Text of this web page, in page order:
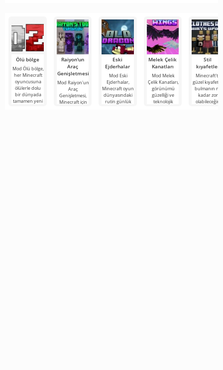
Ölü bölge
Mod Ölü bölge,
her Minecraft
oyuncusuna
ölülerle dolu
bir dünyada
tamamen yeni
Raiyon'un
Araç
Genişletmesi
Mod Raiyon'un
Araç
Genişletmesi,
Minecraft için
Eski
Ejderhalar
Mod Eski
Ejderhalar,
Minecraft oyun
dünyasındaki
rutin günlük
Melek Çelik
Kanatları
Mod Melek
Çelik Kanatları,
görünümü
güzelliği ve
teknolojik
Stil
kıyafetler
Minecraft'ta
güzel
bulmanın ne
kadar zor
olabileceğini